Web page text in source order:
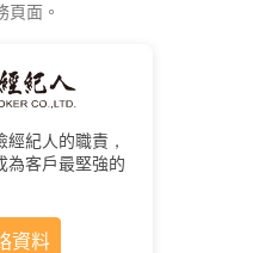
頁面。
紀人的職責，
為客戶最堅強的
資料